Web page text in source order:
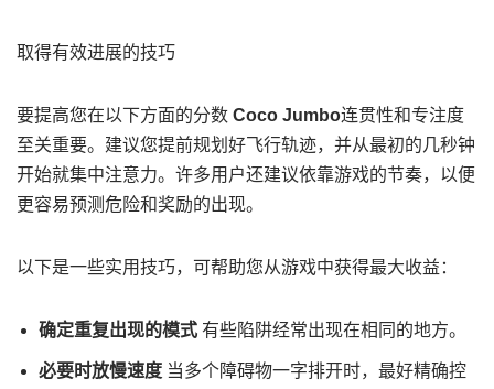
取得有效进展的技巧
要提高您在以下方面的分数 Coco Jumbo连贯性和专注度
至关重要。建议您提前规划好飞行轨迹，并从最初的几秒钟
开始就集中注意力。许多用户还建议依靠游戏的节奏，以便
更容易预测危险和奖励的出现。
以下是一些实用技巧，可帮助您从游戏中获得最大收益：
确定重复出现的模式 有些陷阱经常出现在相同的地方。
必要时放慢速度 当多个障碍物一字排开时，最好精确控